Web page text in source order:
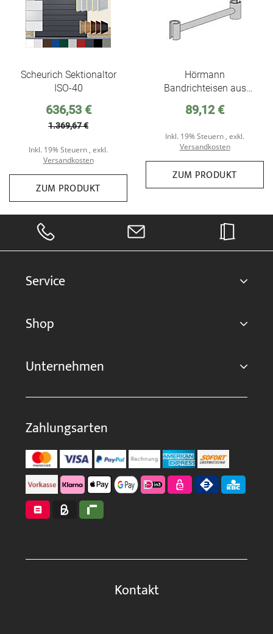
Scheurich Sektionaltor
ISO-40
Sonderpreis
636,53 €
1.369,67 €
Inkl. 19% Steuern , exkl.
Versandkosten
ZUM PRODUKT
Hörmann
Bandrichteisen aus
Stahlblechtüren
89,12 €
Inkl. 19% Steuern , exkl.
Versandkosten
ZUM PRODUKT
Service
Shop
Unternehmen
Zahlungsarten
Kontakt